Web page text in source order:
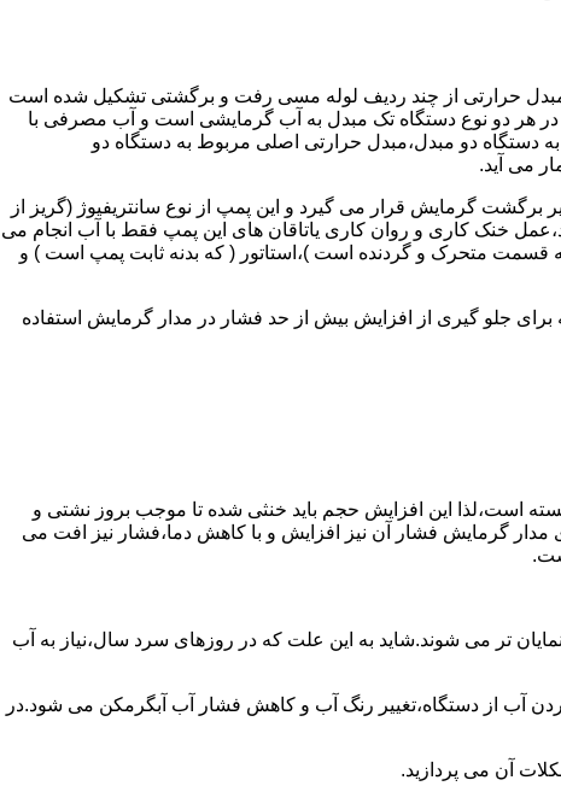
حرارتی از چند ردیف لوله مسی رفت و برگشتی تشکیل شده است
هر دو نوع دستگاه تک مبدل به آب گرمایشی است و آب مصرفی با
دستگاه دو مبدل،مبدل حرارتی اصلی مربوط به دستگاه دو
می آید.
گرمایش قرار می گیرد و این پمپ از نوع سانتریفیوژ (گریز از
باشد،عمل خنک کاری و روان کاری یاتاقان های این پمپ فقط با آب انجام می
قسمت متحرک و گردنده است )،استاتور ( که بدنه ثابت پمپ است ) و
جلو گیری از افزایش بیش از حد فشار در مدار گرمایش استفاده
است،لذا این افزایش حجم باید خنثی شده تا موجب بروز نشتی و
مدار گرمایش فشار آن نیز افزایش و با کاهش دما،فشار نیز افت می
تر می شوند.شاید به این علت که در روزهای سرد سال،نیاز به آب
آب از دستگاه،تغییر رنگ آب و کاهش فشار آب آبگرمکن می شود.در
آن می پردازید.